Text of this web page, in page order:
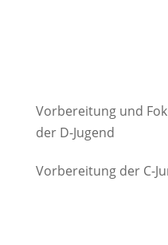
Vorbereitung und
der D-Jugend
Vorbereitung der C-